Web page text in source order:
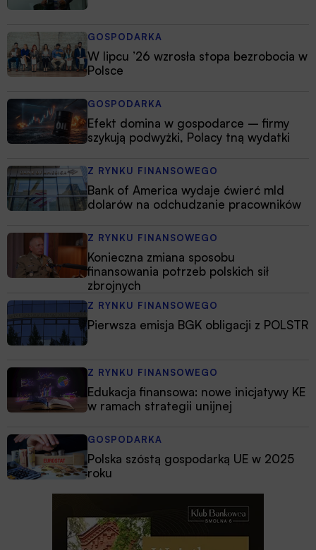
GOSPODARKA
W lipcu ’26 wzrosła stopa bezrobocia w
Polsce
GOSPODARKA
Efekt domina w gospodarce – firmy
szykują podwyżki, Polacy tną wydatki
Z RYNKU FINANSOWEGO
Bank of America wydaje ćwierć mld
dolarów na odchudzanie pracowników
Z RYNKU FINANSOWEGO
Konieczna zmiana sposobu
finansowania potrzeb polskich sił
zbrojnych
Z RYNKU FINANSOWEGO
Pierwsza emisja BGK obligacji z POLSTR
Z RYNKU FINANSOWEGO
Edukacja finansowa: nowe inicjatywy KE
w ramach strategii unijnej
GOSPODARKA
Polska szóstą gospodarką UE w 2025
roku